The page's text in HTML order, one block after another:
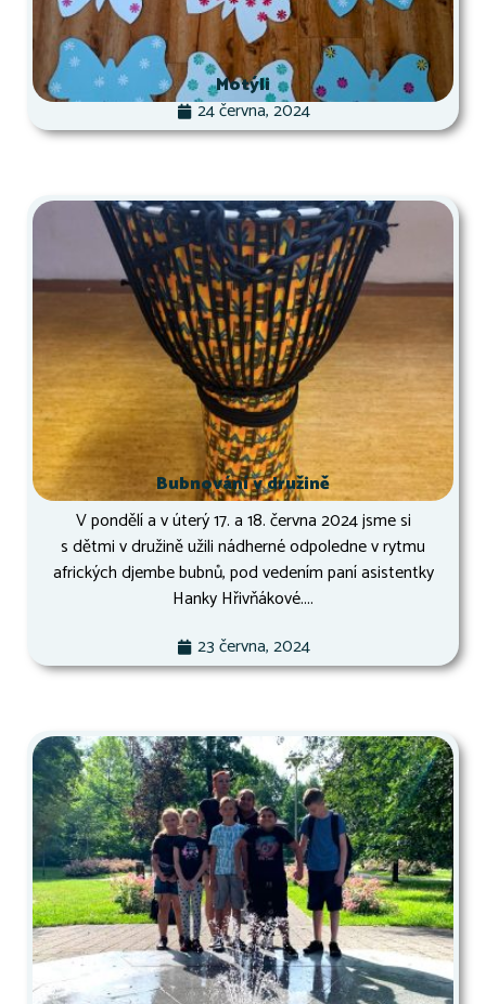
Motýli
24 června, 2024
Bubnování v družině
V pondělí a v úterý 17. a 18. června 2024 jsme si
s dětmi v družině užili nádherné odpoledne v rytmu
afrických djembe bubnů, pod vedením paní asistentky
Hanky Hřivňákové....
23 června, 2024